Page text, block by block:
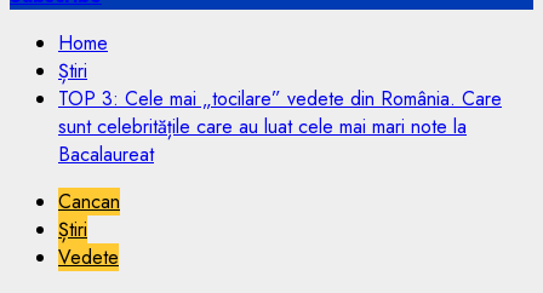
Home
Știri
TOP 3: Cele mai „tocilare” vedete din România. Care
sunt celebritățile care au luat cele mai mari note la
Bacalaureat
Cancan
Știri
Vedete